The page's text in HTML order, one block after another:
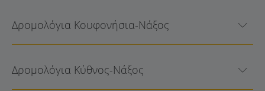
Δρομολόγια Κουφονήσια-Νάξος
Δρομολόγια Κύθνος-Νάξος